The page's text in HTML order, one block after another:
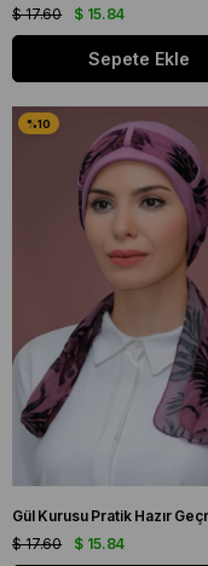
$ 15.84
$ 17.60
Sepete Ekle
$ 15.84
$ 17.60